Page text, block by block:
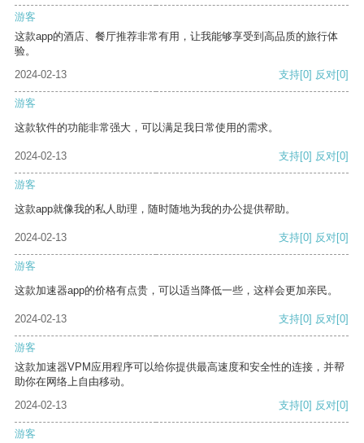
游客
这款app的酒店、餐厅推荐非常有用，让我能够享受到高品质的旅行体
验。
2024-02-13
支持[0] 反对[0]
游客
这款软件的功能非常强大，可以满足我日常使用的需求。
2024-02-13 支持[0] 反对[0]
游客
这款app就像我的私人助理，随时随地为我的办公提供帮助。
2024-02-13 支持[0] 反对[0]
游客
这款加速器app的价格有点贵，可以适当降低一些，这样会更加亲民。
2024-02-13 支持[0] 反对[0]
游客
这款加速器VPM应用程序可以给你提供最高速度和安全性的连接，并帮
助你在网络上自由移动。
2024-02-13
支持[0] 反对[0]
游客